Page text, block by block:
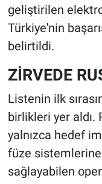
geliştirilen
Türkiye'nin
belirtildi.
ZİRVEDE
Listenin ilk
birlikleri yer aldı.
yalnızca hedef
füze
sağlayabilen